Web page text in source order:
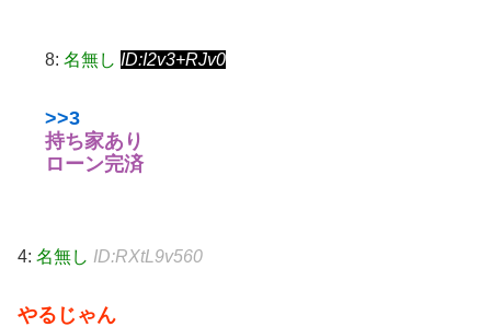
8: 名無し ID:I2v3+RJv0
>>3
持ち家あり
ローン完済
4: 名無し ID:RXtL9v560
やるじゃん